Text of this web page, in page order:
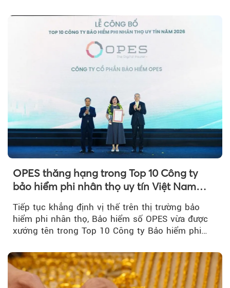
OPES thăng hạng trong Top 10 Công ty
bảo hiểm phi nhân thọ uy tín Việt Nam
Tiếp tục khẳng định vị thế trên thị trường bảo
hiểm phi nhân thọ, Bảo hiểm số OPES vừa được
xướng tên trong Top 10 Công ty Bảo hiểm phi